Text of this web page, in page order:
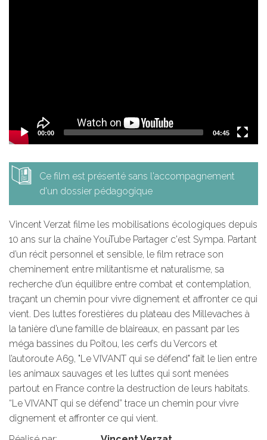
00:00 04:45
Ce film est présenté sans l'accompagnement
d'un dossier pédagogique
Vincent Verzat filme les mobilisations écologiques depuis
10 ans sur la chaîne YouTube Partager c'est Sympa. Partant
d’un récit personnel et sensible, le film retrace son
cheminement entre militantisme et naturalisme, sa
recherche d’un équilibre entre combat et contemplation,
traçant un chemin pour vivre dignement et affronter ce qui
vient. Des luttes forestières du plateau des Millevaches à
la tanière d’une famille de blaireaux, en passant par les
méga bassines du Poitou, les cerfs du Vercors et
l’autoroute A69, "Le VIVANT qui se défend" fait le lien entre
les animaux sauvages et les luttes qui sont menées
partout en France contre la destruction de leurs habitats.
“Le VIVANT qui se défend” trace un chemin pour vivre
dignement et affronter ce qui vient.